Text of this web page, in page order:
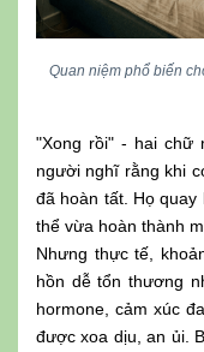
Quan niệm phổ biến
"Xong rồi" - hai chữ
người nghĩ rằng khi
đã hoàn tất. Họ
thể vừa hoàn thành
Nhưng thực tế,
hồn dễ tổn thương
hormone, cảm xúc
được xoa dịu, an ủi.